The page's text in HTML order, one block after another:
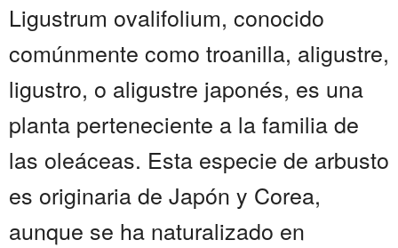
Ligustrum ovalifolium, conocido
comúnmente como troanilla, aligustre,
ligustro, o aligustre japonés, es una
planta perteneciente a la familia de
las oleáceas. Esta especie de arbusto
es originaria de Japón y Corea,
aunque se ha naturalizado en